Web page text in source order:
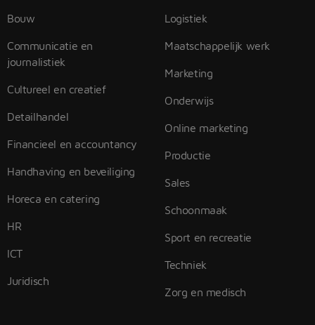
Bouw
Communicatie en
journalistiek
Cultureel en creatief
Detailhandel
Financieel en accountancy
Handhaving en beveiliging
Horeca en catering
HR
ICT
Juridisch
Logistiek
Maatschappelijk werk
Marketing
Onderwijs
Online marketing
Productie
Sales
Schoonmaak
Sport en recreatie
Techniek
Zorg en medisch